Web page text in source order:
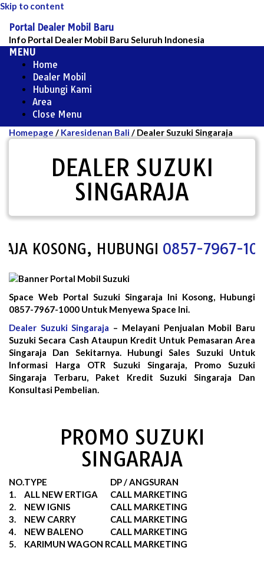
Skip to content
Portal Dealer Mobil Baru
Info Portal Dealer Mobil Baru Seluruh Indonesia
MENU
Home
Dealer Mobil
Hubungi Kami
Area
Close Menu
Homepage / Karesidenan Bali/ Dealer Suzuki Singaraja
DEALER SUZUKI
SINGARAJA
KOSONG, HUBUNGI0857-7967-1000
Space Web Portal Suzuki Singaraja Ini Kosong, Hubungi
0857-7967-1000 Untuk Menyewa Space Ini.
Dealer Suzuki Singaraja – Melayani Penjualan Mobil Baru
Suzuki Secara Cash Ataupun Kredit Untuk Pemasaran Area
Singaraja Dan Sekitarnya. Hubungi Sales Suzuki Untuk
Informasi Harga OTR Suzuki Singaraja, Promo Suzuki
Singaraja Terbaru, Paket Kredit Suzuki Singaraja Dan
Konsultasi Pembelian.
PROMO SUZUKI
SINGARAJA
NO.TYPE
DP / ANGSURAN
1.
ALL NEW ERTIGA
CALL MARKETING
2.
NEW IGNIS
CALL MARKETING
3.
NEW CARRY
CALL MARKETING
4.
NEW BALENO
CALL MARKETING
5.
KARIMUN WAGON RCALL MARKETING